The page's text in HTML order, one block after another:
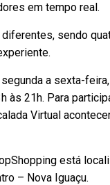
em tempo real.
sendo
a sexta-
às 21h. Para
Virtual
está
– Nova Iguaçu.